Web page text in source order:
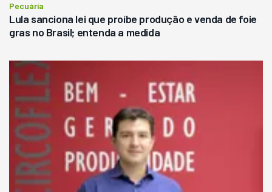
Pecuária
Lula sanciona lei que proíbe produção e venda de foie
gras no Brasil; entenda a medida